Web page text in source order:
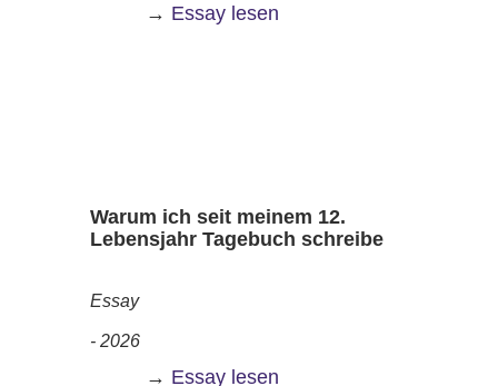
→ Essay lesen
Warum ich seit meinem 12.
Lebensjahr Tagebuch schreibe
Essay
- 2026
→ Essay lesen